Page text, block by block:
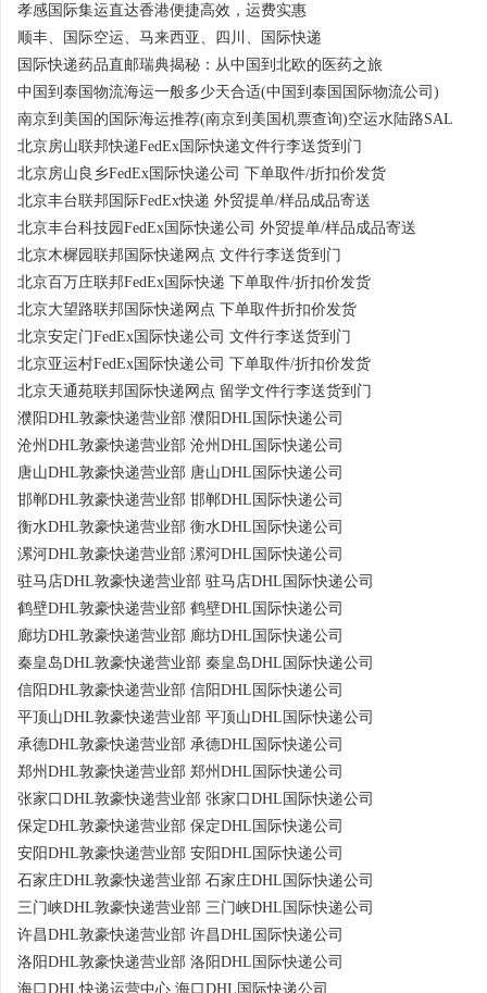
孝感国际集运直达香港便捷高效，运费实惠
顺丰、国际空运、马来西亚、四川、国际快递
国际快递药品直邮瑞典揭秘：从中国到北欧的医药之旅
中国到泰国物流海运一般多少天合适(中国到泰国国际物流公司)
南京到美国的国际海运推荐(南京到美国机票查询)空运水陆路SAL
北京房山联邦快递FedEx国际快递文件行李送货到门
北京房山良乡FedEx国际快递公司 下单取件/折扣价发货
北京丰台联邦国际FedEx快递 外贸提单/样品成品寄送
北京丰台科技园FedEx国际快递公司 外贸提单/样品成品寄送
北京木樨园联邦国际快递网点 文件行李送货到门
北京百万庄联邦FedEx国际快递 下单取件/折扣价发货
北京大望路联邦国际快递网点 下单取件折扣价发货
北京安定门FedEx国际快递公司 文件行李送货到门
北京亚运村FedEx国际快递公司 下单取件/折扣价发货
北京天通苑联邦国际快递网点 留学文件行李送货到门
濮阳DHL敦豪快递营业部 濮阳DHL国际快递公司
沧州DHL敦豪快递营业部 沧州DHL国际快递公司
唐山DHL敦豪快递营业部 唐山DHL国际快递公司
邯郸DHL敦豪快递营业部 邯郸DHL国际快递公司
衡水DHL敦豪快递营业部 衡水DHL国际快递公司
漯河DHL敦豪快递营业部 漯河DHL国际快递公司
驻马店DHL敦豪快递营业部 驻马店DHL国际快递公司
鹤壁DHL敦豪快递营业部 鹤壁DHL国际快递公司
廊坊DHL敦豪快递营业部 廊坊DHL国际快递公司
秦皇岛DHL敦豪快递营业部 秦皇岛DHL国际快递公司
信阳DHL敦豪快递营业部 信阳DHL国际快递公司
平顶山DHL敦豪快递营业部 平顶山DHL国际快递公司
承德DHL敦豪快递营业部 承德DHL国际快递公司
郑州DHL敦豪快递营业部 郑州DHL国际快递公司
张家口DHL敦豪快递营业部 张家口DHL国际快递公司
保定DHL敦豪快递营业部 保定DHL国际快递公司
安阳DHL敦豪快递营业部 安阳DHL国际快递公司
石家庄DHL敦豪快递营业部 石家庄DHL国际快递公司
三门峡DHL敦豪快递营业部 三门峡DHL国际快递公司
许昌DHL敦豪快递营业部 许昌DHL国际快递公司
洛阳DHL敦豪快递营业部 洛阳DHL国际快递公司
海口DHL快递运营中心 海口DHL国际快递公司